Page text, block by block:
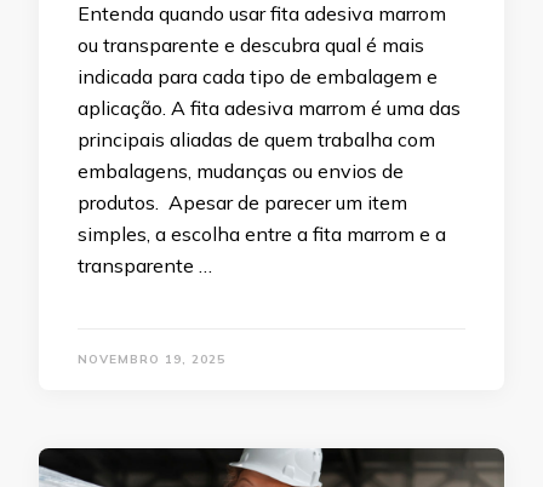
Entenda quando usar fita adesiva marrom
ou transparente e descubra qual é mais
indicada para cada tipo de embalagem e
aplicação. A fita adesiva marrom é uma das
principais aliadas de quem trabalha com
embalagens, mudanças ou envios de
produtos. Apesar de parecer um item
simples, a escolha entre a fita marrom e a
transparente …
NOVEMBRO 19, 2025